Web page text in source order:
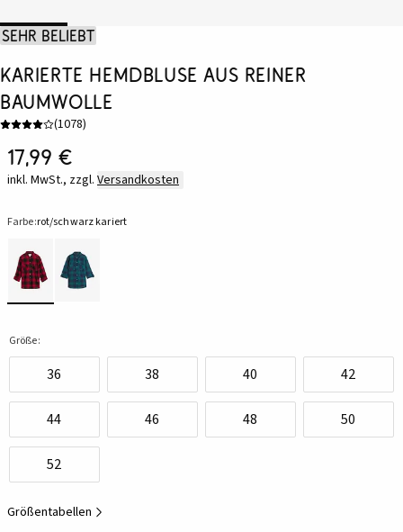
Sehr beliebt
Karierte Hemdbluse aus reiner
Baumwolle
(1078)
17,99 €
inkl. MwSt., zzgl. Versandkosten
Farbe:rot/schwarz kariert
Größe:
36 38 40 42
44 46 48 50
52
Größentabellen